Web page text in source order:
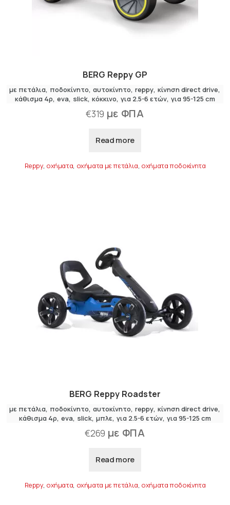
BERG Reppy GP
με πετάλια, ποδοκίνητο αυτοκίνητο reppy κίνηση direct drive
κάθισμα 4ρ eva slick κόκκινο για 2.5-6 ετών για 95-125 cm
€319 με ΦΠΑ
Read more
Reppy, οχήματα, οχήματα με πετάλια, οχήματα ποδοκίνητα
BERG Reppy Roadster
με πετάλια, ποδοκίνητο αυτοκίνητο reppy κίνηση direct drive
κάθισμα 4ρ eva slick μπλε για 2.5-6 ετών για 95-125 cm
€269 με ΦΠΑ
Read more
Reppy, οχήματα, οχήματα με πετάλια, οχήματα ποδοκίνητα